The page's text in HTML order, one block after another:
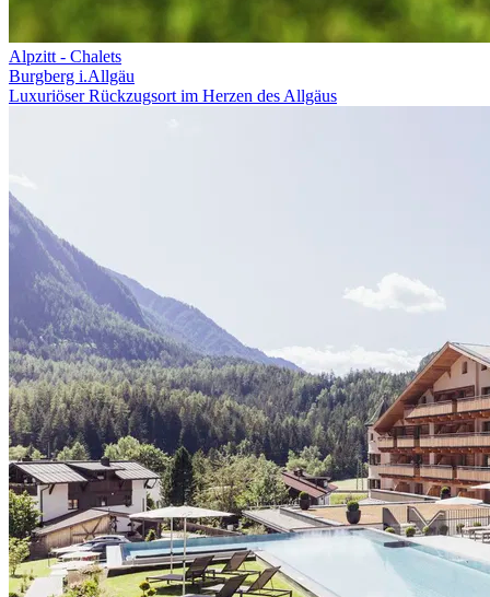
Alpzitt - Chalets
Burgberg i.Allgäu
Luxuriöser Rückzugsort im Herzen des Allgäus